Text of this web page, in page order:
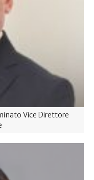
Vice Direttore